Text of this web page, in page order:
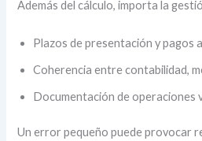
Además del cálculo, importa la
Plazos de presentación y pagos
Coherencia entre contabilidad,
Documentación de operaciones
Un error pequeño puede provocar